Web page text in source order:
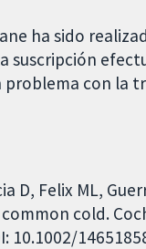
ha sido
suscripción
problema con la
D, Felix ML,
cold.
10.1002/